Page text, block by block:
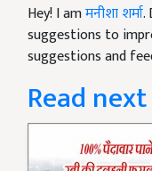
Hey! I amमनीशा शर्मा.
suggestions to
suggestions and
Read next